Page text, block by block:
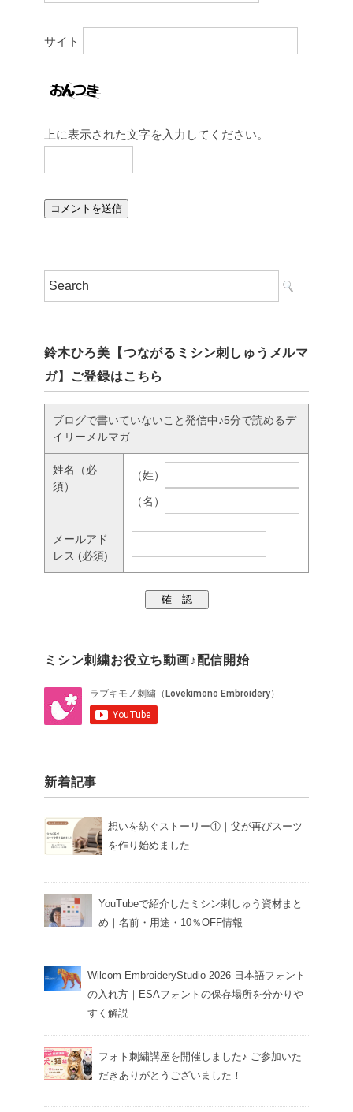
サイト
上に表示された文字を入力してください。
鈴木ひろ美【つながるミシン刺しゅうメルマ
ガ】ご登録はこちら
ブログで書いていないこと発信中♪5分で読めるデ
イリーメルマガ
姓名
（必
須）
（姓）
（名）
メールアド
レス (必須)
ミシン刺繍お役立ち動画♪配信開始
新着記事
想いを紡ぐストーリー①｜父が再びスーツ
を作り始めました
YouTubeで紹介したミシン刺しゅう資材まと
め｜名前・用途・10％OFF情報
Wilcom EmbroideryStudio 2026 日本語フォント
の入れ方｜ESAフォントの保存場所を分かりや
すく解説
フォト刺繍講座を開催しました♪ ご参加いた
だきありがとうございました！